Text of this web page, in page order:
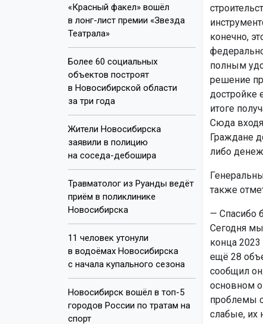
«Красный факел» вошёл
в лонг-лист премии «Звезда
Театрала»
Более 60 социальных
объектов построят
в Новосибирской области
за три года
Жители Новосибирска
заявили в полицию
на соседа-дебошира
Травматолог из Руанды ведёт
приём в поликлинике
Новосибирска
11 человек утонули
в водоёмах Новосибирска
с начала купального сезона
Новосибирск вошёл в топ-5
городов России по тратам на
спорт
конечно,
полным
решение
достройке
итоге
Сюда
Граждане
либо
также
— Спасибо
Сегодня
конца
ещё 28
сообщил
основном
проблемы
слабые, их